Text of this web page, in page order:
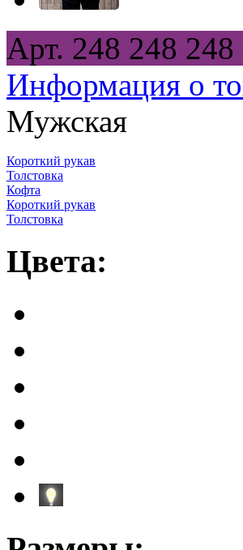
Арт. 248 248 248
Информация о
Мужская
Короткий рукав
Толстовка
Кофта
Короткий рукав
Толстовка
Цвета: